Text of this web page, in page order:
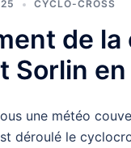
CYCLO-CROSS
de la
Sorlin
une météo
déroulé le